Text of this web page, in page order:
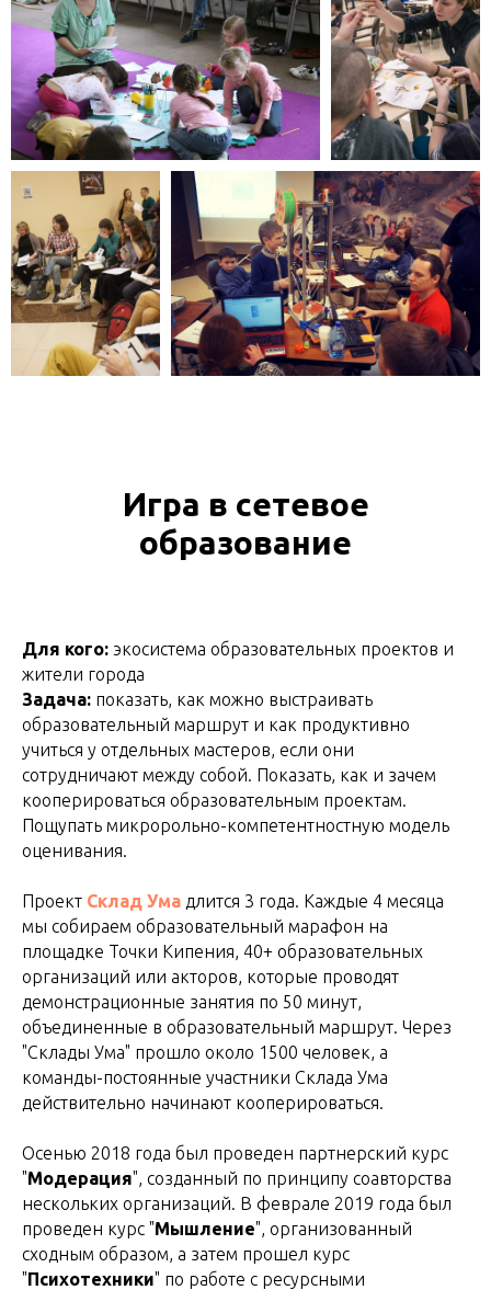
Игра в сетевое
образование
Для кого: экосистема образовательных проектов и
жители города
Задача: показать, как можно выстраивать
образовательный маршрут и как продуктивно
учиться у отдельных мастеров, если они
сотрудничают между собой. Показать, как и зачем
кооперироваться образовательным проектам.
Пощупать микророльно-компетентностную модель
оценивания.
Проект Склад Ума длится 3 года. Каждые 4 месяца
мы собираем образовательный марафон на
площадке Точки Кипения, 40+ образовательных
организаций или акторов, которые проводят
демонстрационные занятия по 50 минут,
объединенные в образовательный маршрут. Через
"Склады Ума" прошло около 1500 человек, а
команды-постоянные участники Склада Ума
действительно начинают кооперироваться.
Осенью 2018 года был проведен партнерский курс
"Модерация", созданный по принципу соавторства
нескольких организаций. В феврале 2019 года был
проведен курс "Мышление", организованный
сходным образом, а затем прошел курс
"Психотехники" по работе с ресурсными